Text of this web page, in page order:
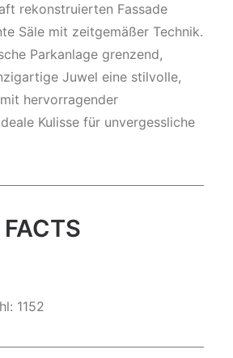
rekonstruierten Fassade
Säle mit zeitgemäßer Technik.
Parkanlage grenzend,
Juwel eine stilvolle,
hervorragender
Kulisse für unvergessliche
1152